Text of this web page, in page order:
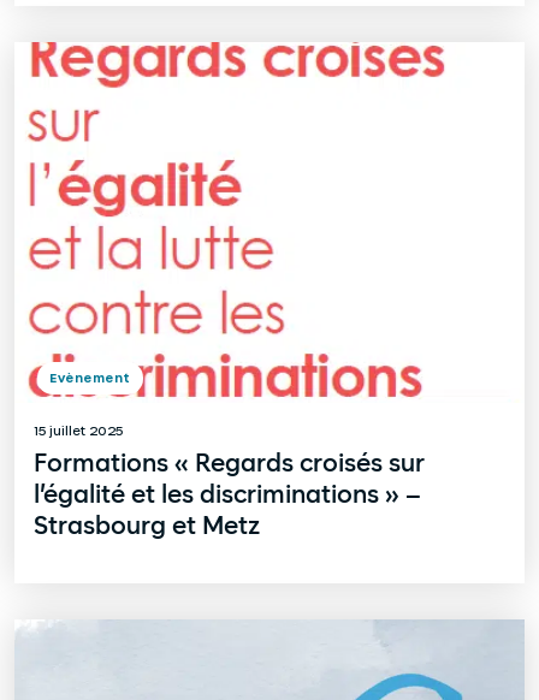
15 juillet 2025
Formations « Regards croisés sur
l’égalité et les discriminations » –
Strasbourg et Metz
Evènement